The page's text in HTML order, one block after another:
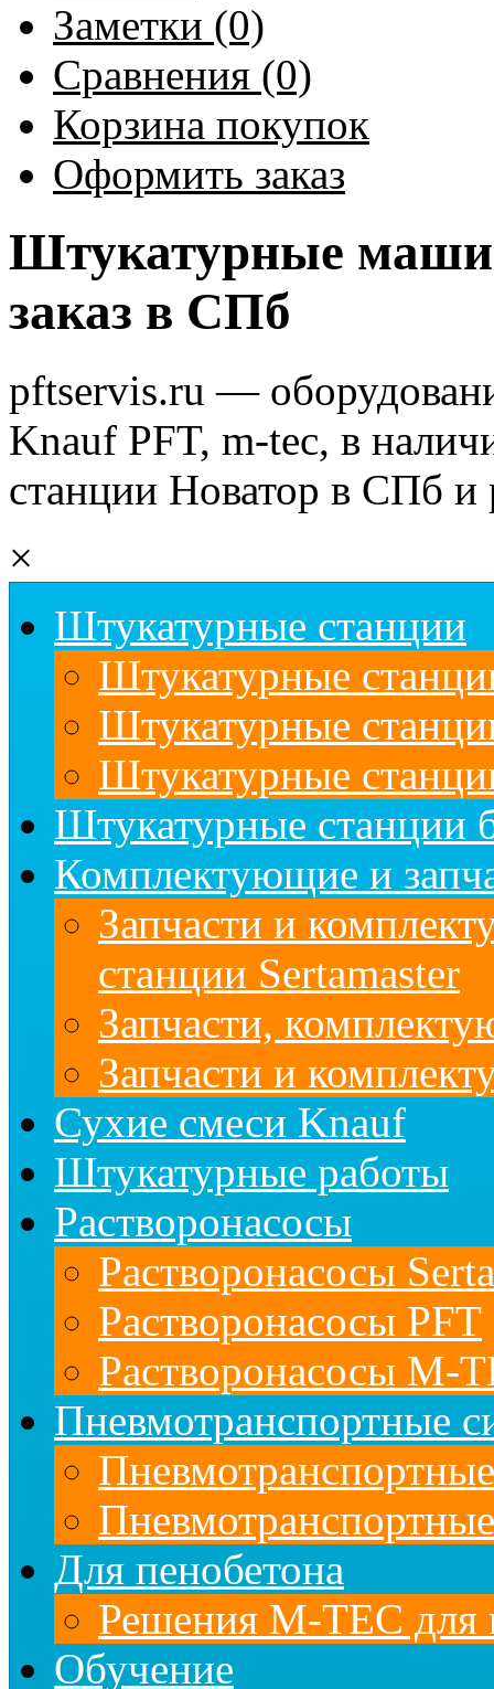
Заметки (0)
Сравнения (0)
Корзина покупок
Оформить заказ
Штукатурные
заказ в СПб
pftservis.ru —
Knauf PFT, m-tec, в
станции Новатор в СПб и
×
Штукатурные станции
Штукатурные
Штукатурные
Штукатурные
Штукатурные станции
Комплектующие и
Запчасти и
станции Sertamaster
Запчасти,
Запчасти и
Сухие смеси Knauf
Штукатурные работы
Растворонасосы
Растворонасосы
Растворонасосы PFT
Растворонасосы M-
Пневмотранспортные
Для пенобетона
Решения M-TEC для
Обучение